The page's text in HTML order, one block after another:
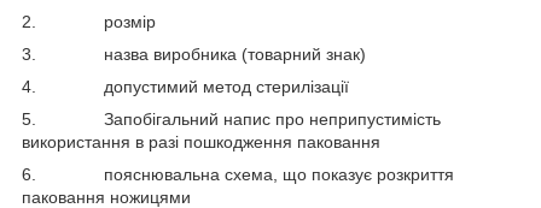
2. розмір
3. назва виробника (товарний знак)
4. допустимий метод стерилізації
5. Запобігальний напис про неприпустимість
використання в разі пошкодження паковання
6. пояснювальна схема, що показує розкриття
паковання ножицями